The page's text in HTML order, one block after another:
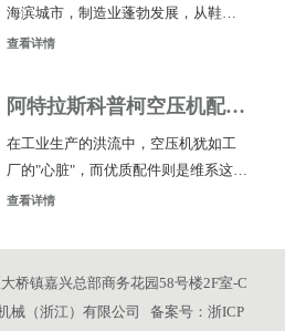
低生产成本、保障设备长效运行的关
键一步。阿特拉斯科普柯空压机配件
泉州，空压机配件集散的重要枢纽
海滨城市，制造业蓬勃发展，从鞋服
纺织到电子信息，从食品加工到机械
脏"，其配件需求日益旺盛。然而，不
少莆田企业主在寻觅阿特拉斯科普柯
空压机原装配件时，往往面临渠道不
明、货源不稳、售后无门的困扰。那
么，莆田地区哪里能买到正宗的阿特
是多少？阿特拉斯科普柯空压机配件
福建莆田厂家电话‌：182019
查看详情
阿特拉斯科普柯空压机配件
福建福州厂家电话多少？
在工业生产的洪流中，空压机犹如工
厂的"心脏"，而优质配件则是维系这颗
心脏强劲跳动的命脉。对于福建福州
到靠谱的阿特拉斯科普柯空压机配件
供应，往往意味着产线效率的跃升与
运维成本的大幅下降。福建福州哪里
查看详情
桥镇嘉兴总部商务花园58号楼2F室-C
械（浙江）有限公司 备案号： 浙ICP